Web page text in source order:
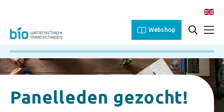
Webshop
Panelleden gezocht!